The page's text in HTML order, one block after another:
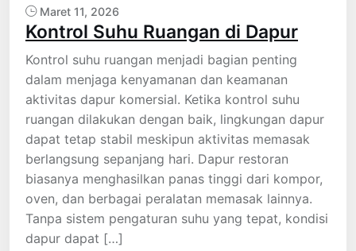
Maret 11, 2026
Kontrol Suhu Ruangan di Dapur
Kontrol suhu ruangan menjadi bagian penting
dalam menjaga kenyamanan dan keamanan
aktivitas dapur komersial. Ketika kontrol suhu
ruangan dilakukan dengan baik, lingkungan dapur
dapat tetap stabil meskipun aktivitas memasak
berlangsung sepanjang hari. Dapur restoran
biasanya menghasilkan panas tinggi dari kompor,
oven, dan berbagai peralatan memasak lainnya.
Tanpa sistem pengaturan suhu yang tepat, kondisi
dapur dapat […]